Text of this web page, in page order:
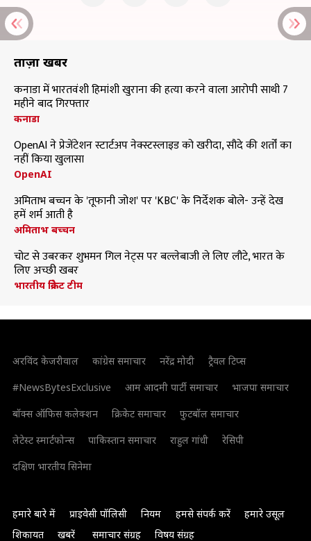
ताज़ा खबरें
कनाडा में भारतवंशी हिमांशी खुराना की हत्या करने वाला आरोपी साथी 7
महीने बाद गिरफ्तार
कनाडा
OpenAI ने प्रेजेंटेशन स्टार्टअप नेक्स्टस्लाइड को खरीदा, सौदे की शर्तों का
नहीं किया खुलासा
OpenAI
अमिताभ बच्चन के 'तूफानी जोश' पर 'KBC' के निर्देशक बोले- उन्हें देख
हमें शर्म आती है
अमिताभ बच्चन
चोट से उबरकर शुभमन गिल नेट्स पर बल्लेबाजी ले लिए लौटे, भारत के
लिए अच्छी खबर
भारतीय क्रिकेट टीम
अरविंद केजरीवाल कांग्रेस समाचार नरेंद्र मोदी
ट्रैवल टिप्स
#NewsBytesExclusive
आम आदमी पार्टी समाचार
भाजपा समाचार
बॉक्स ऑफिस कलेक्शन
क्रिकेट समाचार
फुटबॉल समाचार
लेटेस्ट स्मार्टफोन्स
पाकिस्तान समाचार राहुल गांधी
रेसिपी
दक्षिण भारतीय सिनेमा
हमारे बारे में प्राइवेसी पॉलिसी नियम हमसे संपर्क करें
हमारे उसूल
शिकायत
खबरें समाचार संग्रह विषय संग्रह